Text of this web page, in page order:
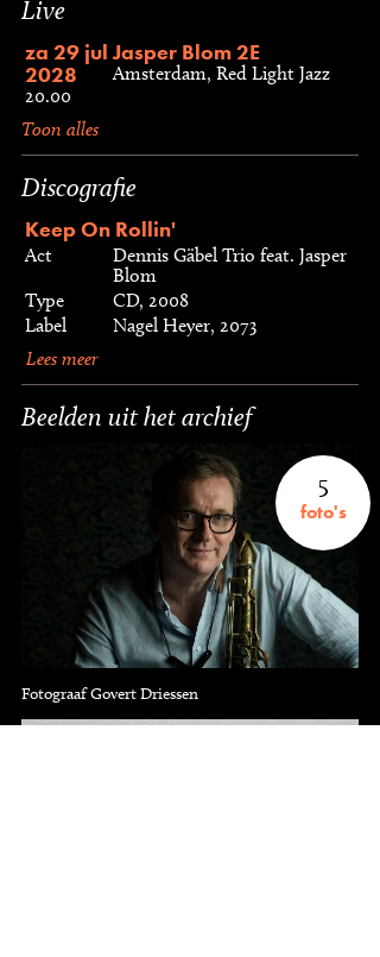
Live
za 29 jul
2028
20.00
Jasper Blom 2E
Amsterdam, Red Light Jazz
Toon alles
Discografie
Keep On Rollin'
Act
Dennis Gäbel Trio feat. Jasper
Blom
Type
CD, 2008
Label
Nagel Heyer, 2073
Lees meer
Beelden uit het archief
5
foto's
Fotograaf Govert Driessen